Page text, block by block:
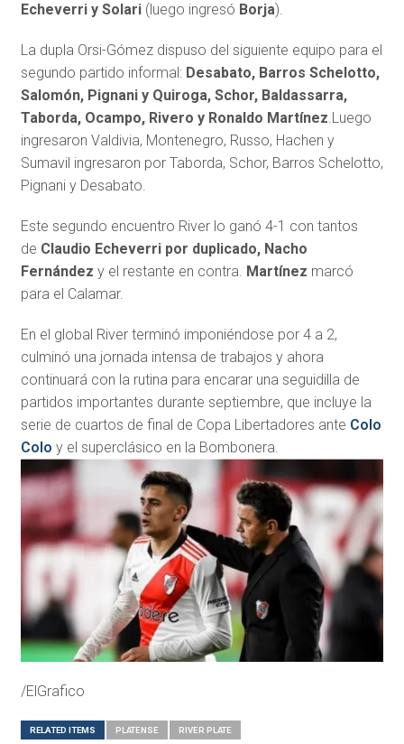
Echeverri y Solari (luego ingresó Borja).
La dupla Orsi-Gómez dispuso del siguiente equipo para el
segundo partido informal:Desabato, Barros Schelotto,
Salomón, Pignani y Quiroga, Schor, Baldassarra,
Taborda, Ocampo, Rivero y Ronaldo Martínez.Luego
ingresaron Valdivia, Montenegro, Russo, Hachen y
Sumavil ingresaron por Taborda, Schor, Barros Schelotto,
Pignani y Desabato.
Este segundo encuentro River lo ganó 4-1 con tantos
de Claudio Echeverri por duplicado, Nacho
Fernández y el restante en contra. Martínez marcó
para el Calamar.
En el global River terminó imponiéndose por 4 a 2,
culminó una jornada intensa de trabajos y ahora
continuará con la rutina para encarar una seguidilla de
partidos importantes durante septiembre, que incluye la
serie de cuartos de final de Copa Libertadores ante Colo
Colo y el superclásico en la Bombonera.
/ElGrafico
RELATED ITEMS PLATENSE RIVER PLATE